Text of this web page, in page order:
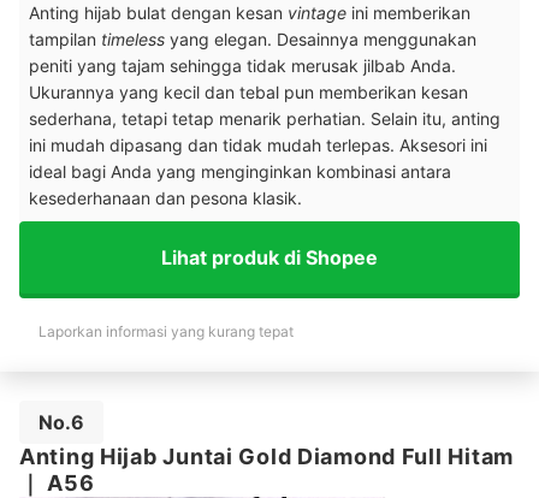
Anting hijab bulat dengan kesan vintage ini memberikan
tampilan timeless yang elegan. Desainnya menggunakan
peniti yang tajam sehingga tidak merusak jilbab Anda.
Ukurannya yang kecil dan tebal pun memberikan kesan
sederhana, tetapi tetap menarik perhatian. Selain itu, anting
ini mudah dipasang dan tidak mudah terlepas. Aksesori ini
ideal bagi Anda yang menginginkan kombinasi antara
kesederhanaan dan pesona klasik.
Lihat produk di Shopee
Laporkan informasi yang kurang tepat
No.6
Anting Hijab Juntai Gold Diamond Full Hitam
｜A56